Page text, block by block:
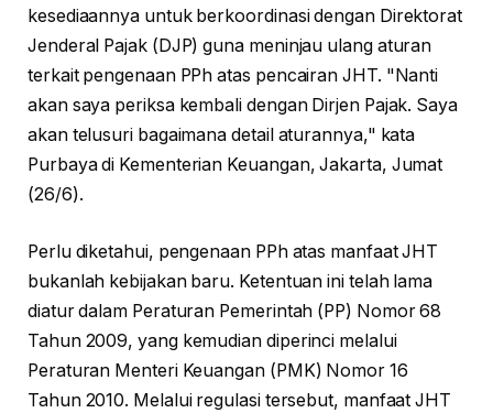
kesediaannya untuk berkoordinasi dengan Direktorat
Jenderal Pajak (DJP) guna meninjau ulang aturan
terkait pengenaan PPh atas pencairan JHT. "Nanti
akan saya periksa kembali dengan Dirjen Pajak. Saya
akan telusuri bagaimana detail aturannya," kata
Purbaya di Kementerian Keuangan, Jakarta, Jumat
(26/6).
Perlu diketahui, pengenaan PPh atas manfaat JHT
bukanlah kebijakan baru. Ketentuan ini telah lama
diatur dalam Peraturan Pemerintah (PP) Nomor 68
Tahun 2009, yang kemudian diperinci melalui
Peraturan Menteri Keuangan (PMK) Nomor 16
Tahun 2010. Melalui regulasi tersebut, manfaat JHT